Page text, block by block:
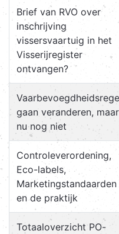
Brief van RVO over
inschrijving
vissersvaartuig in het
Visserijregister
ontvangen?
gaan veranderen, maar
nu nog niet
Controleverordening,
Eco-labels,
Marketingstandaarden
en de praktijk
Totaaloverzicht PO-